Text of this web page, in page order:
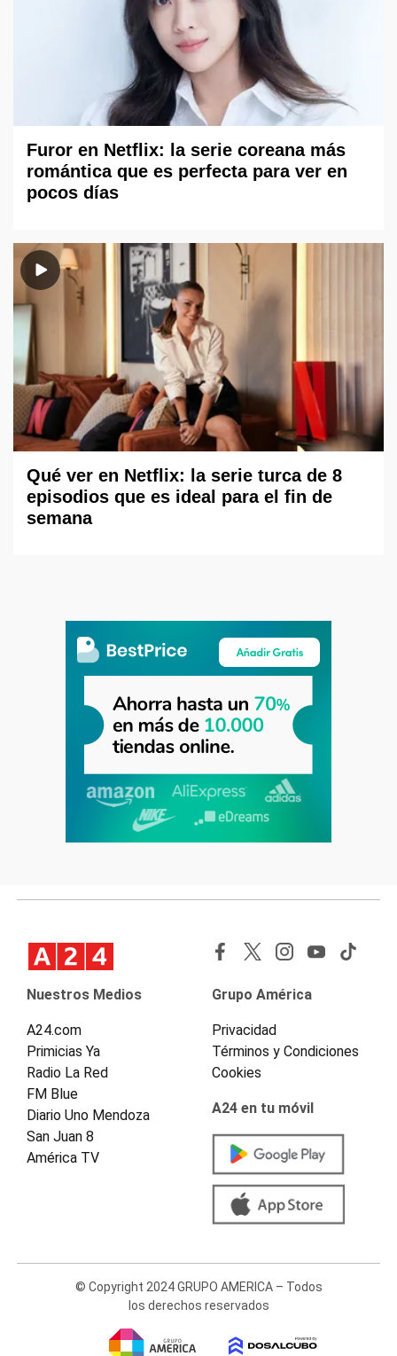
Furor en Netflix: la serie coreana más
romántica que es perfecta para ver en
pocos días
Qué ver en Netflix: la serie turca de 8
episodios que es ideal para el fin de
semana
Nuestros Medios
A24.com
Primicias Ya
Radio La Red
FM Blue
Diario Uno Mendoza
San Juan 8
América TV
Grupo América
Privacidad
Términos y Condiciones
Cookies
A24 en tu móvil
© Copyright 2024 GRUPO AMERICA – Todos
los derechos reservados